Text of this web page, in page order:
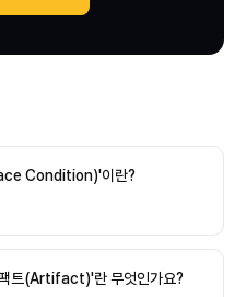
Condition)'이란?
팩트(Artifact)'란 무엇인가요?